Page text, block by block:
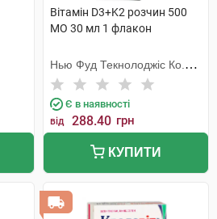
Вітамін D3+K2 розчин 500
МО 30 мл 1 флакон
Нью Фуд Текнолоджіс Ко.
Лтд
Є в наявності
від 288.40 грн
КУПИТИ